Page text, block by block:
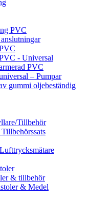
PVC
- Universal
PVC
– Pumpar
gummi oljebeständig
Tillbehör
& tillbehör
& Medel